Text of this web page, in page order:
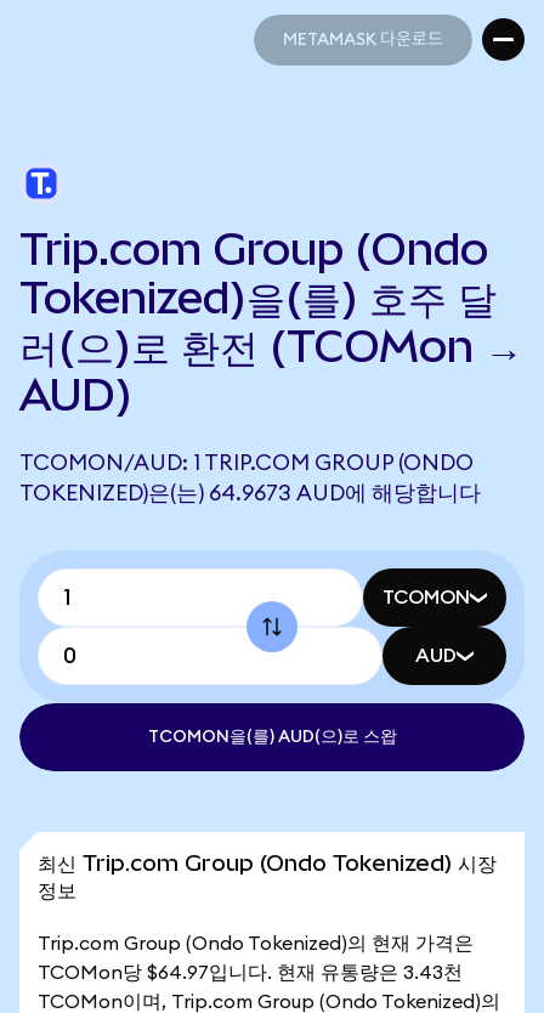
METAMASK 다운로드
Trip.com Group (Ondo
Tokenized)을(를) 호주 달
러(으)로 환전 (TCOMon →
AUD)
TCOMON/AUD: 1 TRIP.COM GROUP (ONDO
TOKENIZED)은(는) 64.9673 AUD에 해당합니다
TCOMON
AUD
TCOMON을(를) AUD(으)로 스왑
최신 Trip.com Group (Ondo Tokenized) 시장
정보
Trip.com Group (Ondo Tokenized)의 현재 가격은
TCOMon당 $64.97입니다. 현재 유통량은 3.43천
TCOMon이며, Trip.com Group (Ondo Tokenized)의